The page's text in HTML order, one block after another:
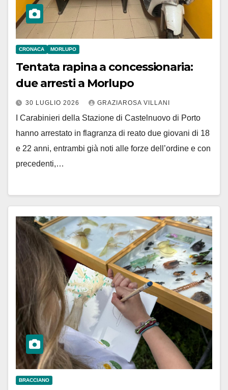
CRONACA MORLUPO
Tentata rapina a concessionaria:
due arresti a Morlupo
30 LUGLIO 2026 GRAZIAROSA VILLANI
I Carabinieri della Stazione di Castelnuovo di Porto
hanno arrestato in flagranza di reato due giovani di 18
e 22 anni, entrambi già noti alle forze dell’ordine e con
precedenti,…
BRACCIANO